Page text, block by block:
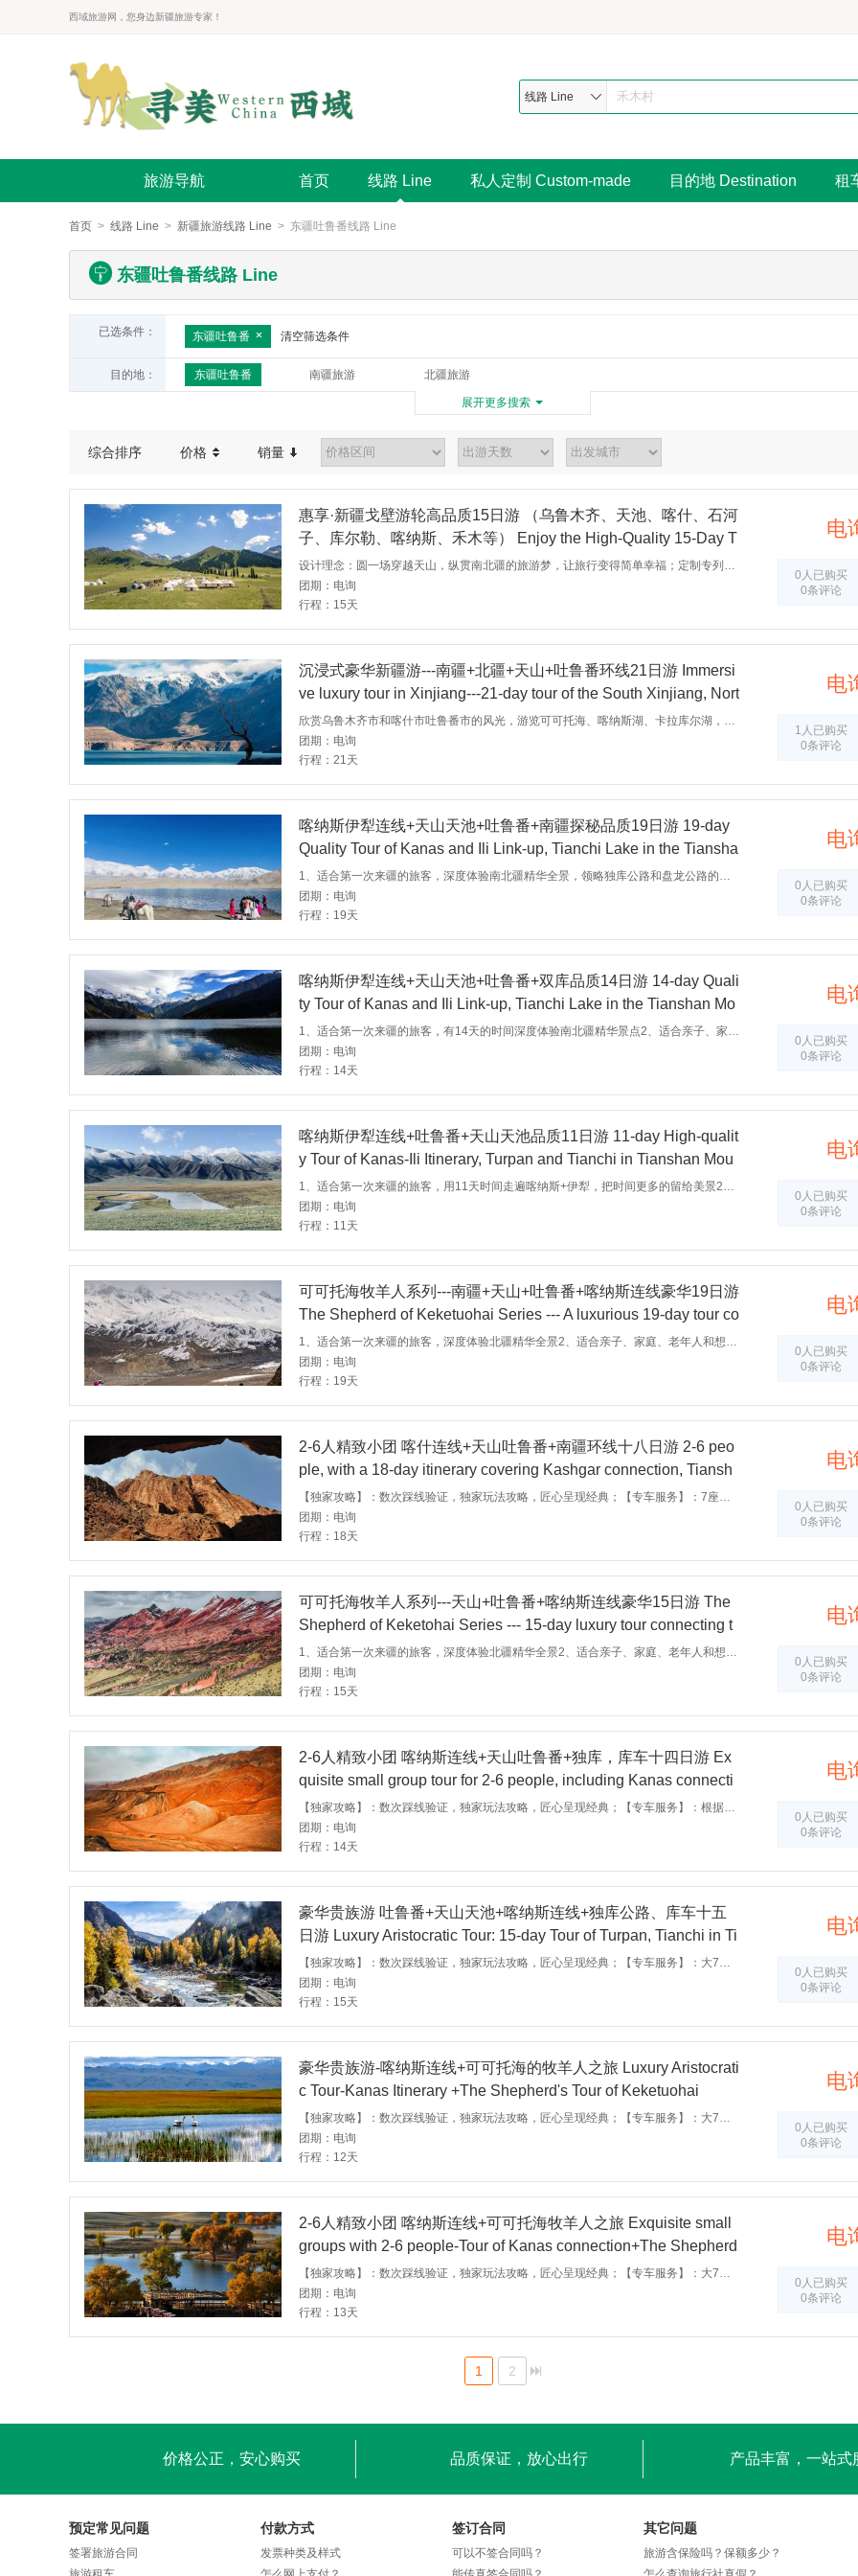
西域旅游网，您身边新疆旅游专家！
线路 Line
旅游导航 首页 线路 Line 私人定制 Custom-made 目的地 Destination 租
首页 > 线路 Line > 新疆旅游线路 Line > 东疆吐鲁番线路 Line
东疆吐鲁番线路 Line
已选条件： 东疆吐鲁番 清空筛选条件
目的地： 东疆吐鲁番 南疆旅游 北疆旅游
展开更多搜索
综合排序 价格 销量
惠享·新疆戈壁游轮高品质15日游 （乌鲁木齐、天池、喀什、石河
子、库尔勒、喀纳斯、禾木等） Enjoy the High-Quality 15-Day T
our of Xinjiang Gobi by Cruise (Urumqi, Tianchi, Kashgar, Shihez
i, Korla, Kanas, Hemu, etc.)
设计理念：圆一场穿越天山，纵贯南北疆的旅游梦，让旅行变得简单幸福；定制专列：新疆唯一贯穿南北疆全景的火车环线游,双层软卧包厢,车随人走,全程不换铺，火车+汽车 黄金线路，为你抛开 5000 公里的戈壁车程，舒适安全；精华景点：天山天池、火焰山、天山神秘大峡谷、卡拉库里湖、艾提乃尔清真寺、博斯腾湖、那拉提景区、赛里木湖、喀纳斯景区、禾木景区、五彩滩等精华景点一网打尽;
团期：电询
行程：15天
电
0人已购买
0条评论
沉浸式豪华新疆游---南疆+北疆+天山+吐鲁番环线21日游 Immersi
ve luxury tour in Xinjiang---21-day tour of the South Xinjiang, Nort
h Xinjiang, Tianshan and Turpan loop.
欣赏乌鲁木齐市和喀什市吐鲁番市的风光，游览可可托海、喀纳斯湖、卡拉库尔湖，领略帕米尔山水，中国火焰山，了解当 地维吾尔族和塔吉克族的民俗风情、品尝新疆美食
团期：电询
行程：21天
电
1人已购买
0条评论
喀纳斯伊犁连线+天山天池+吐鲁番+南疆探秘品质19日游 19-day
Quality Tour of Kanas and Ili Link-up, Tianchi Lake in the Tiansha
n Mountains, Turpan and Exploration of Southern Xinjiang.
1、适合第一次来疆的旅客，深度体验南北疆精华全景，领略独库公路和盘龙公路的风采2、适合亲子、家庭、老年人和想无忧无虑、潇洒走一回的旅游者3、真纯玩无购物，让旅行回归本质，宝贵的时间通通留在美景中
团期：电询
行程：19天
电
0人已购买
0条评论
喀纳斯伊犁连线+天山天池+吐鲁番+双库品质14日游 14-day Quali
ty Tour of Kanas and Ili Link-up, Tianchi Lake in the Tianshan Mo
untains, Turpan and Double Reservoirs.
1、适合第一次来疆的旅客，有14天的时间深度体验南北疆精华景点2、适合亲子、家庭、老年人和想无忧无虑、潇洒走一回的旅游者3、真纯玩无购物，让旅行回归本质，宝贵的时间通通留在美景中
团期：电询
行程：14天
电
0人已购买
0条评论
喀纳斯伊犁连线+吐鲁番+天山天池品质11日游 11-day High-qualit
y Tour of Kanas-Ili Itinerary, Turpan and Tianchi in Tianshan Mou
ntains.
1、适合第一次来疆的旅客，用11天时间走遍喀纳斯+伊犁，把时间更多的留给美景2、适合亲子、家庭、老年人和想无忧无虑、潇洒走一回的旅游者3、真纯玩无购物，一次不带钱包的旅行，让旅行回归本质，宝贵的时间通通留在美景中
团期：电询
行程：11天
电
0人已购买
0条评论
可可托海牧羊人系列---南疆+天山+吐鲁番+喀纳斯连线豪华19日游
The Shepherd of Keketuohai Series --- A luxurious 19-day tour co
nnecting Southern Xinjiang, Tianshan, Turpan and Kanas.
1、适合第一次来疆的旅客，深度体验北疆精华全景2、适合亲子、家庭、老年人和想无忧无虑、潇洒走一回的旅游者3、真纯玩无购物，一次不带钱包的旅行，让旅行回归本质，宝贵的时间通通留在美景中
团期：电询
行程：19天
电
0人已购买
0条评论
2-6人精致小团 喀什连线+天山吐鲁番+南疆环线十八日游 2-6 peo
ple, with a 18-day itinerary covering Kashgar connection, Tiansh
an and Turpan, as well as the southern Xinjiang loop.
【独家攻略】：数次踩线验证，独家玩法攻略，匠心呈现经典；【专车服务】：7座商务车配备专属司机，【成团保证】：2人起订，6人封顶，行程自由轻松；【乐享品质】：精心挑选的品质酒店，卸去旅途的舟车劳顿；【诚信承诺】：品质纯玩无购物，出行无坑无陷阱；【超值赠送】：室内大型实景剧—《千回西域》；【安全保障】：百万旅游意外险，保驾护航放心游；
团期：电询
行程：18天
电
0人已购买
0条评论
可可托海牧羊人系列---天山+吐鲁番+喀纳斯连线豪华15日游 The
Shepherd of Keketohai Series --- 15-day luxury tour connecting t
he Tianshan Mountains, Turpan and Kanas.
1、适合第一次来疆的旅客，深度体验北疆精华全景2、适合亲子、家庭、老年人和想无忧无虑、潇洒走一回的旅游者3、真纯玩无购物，一次不带钱包的旅行，让旅行回归本质，宝贵的时间通通留在美景中
团期：电询
行程：15天
电
0人已购买
0条评论
2-6人精致小团 喀纳斯连线+天山吐鲁番+独库，库车十四日游 Ex
quisite small group tour for 2-6 people, including Kanas connecti
on+Tianshan and Turpan+Duku Highway, 14-day tour starting fro
m Kuqa.
【独家攻略】：数次踩线验证，独家玩法攻略，匠心呈现经典；【专车服务】：根据人数安排车辆配备专属司机；【成团保证】：2人起订，6人封顶，行程自由轻松；【乐享品质】：精心挑选的品质酒店，卸去旅途的舟车劳顿；【诚信承诺】：品质纯玩无购物，出行无坑无陷阱；【超值赠送】：室内大型实景剧—《千回西域》；【安全保障】：百万旅游意外险，保驾护航放心游；
团期：电询
行程：14天
电
0人已购买
0条评论
豪华贵族游 吐鲁番+天山天池+喀纳斯连线+独库公路、库车十五
日游 Luxury Aristocratic Tour: 15-day Tour of Turpan, Tianchi in Ti
anshan, Kanas Link, Duku Highway and Kuqa.
【独家攻略】：数次踩线验证，独家玩法攻略，匠心呈现经典；【专车服务】：大7高项座商务车配备专属司机，【成团保证】：2人起订，6人封顶，行程自由轻松；【乐享品质】：精心挑选的品质酒店，卸去旅途的舟车劳顿；【诚信承诺】：品质纯玩无购物，出行无坑无陷阱；【安全保障】：百万旅游意外险，保驾护航放心游；【超值赠送】：室内大型实景剧—《千回西域》；
团期：电询
行程：15天
电
0人已购买
0条评论
豪华贵族游-喀纳斯连线+可可托海的牧羊人之旅 Luxury Aristocrati
c Tour-Kanas Itinerary +The Shepherd's Tour of Keketuohai
【独家攻略】：数次踩线验证，独家玩法攻略，匠心呈现经典；【专车服务】：大7座高顶商务车配备专属司机，【成团保证】：2人起订，6人封顶，行程自由轻松；【乐享品质】：精心挑选的品质酒店，卸去旅途的舟车劳顿；【诚信承诺】：品质纯玩无购物，出行无坑无陷阱；【安全保障】：百万旅游意外险，保驾护航放心游；【超值赠送】：室内大型实景剧—《千回西域》；
团期：电询
行程：12天
电
0人已购买
0条评论
2-6人精致小团 喀纳斯连线+可可托海牧羊人之旅 Exquisite small
groups with 2-6 people-Tour of Kanas connection+The Shepherd
of Keketuohai.
【独家攻略】：数次踩线验证，独家玩法攻略，匠心呈现经典；【专车服务】：大7座高顶商务车配备专属司机，【成团保证】：2人起订，6人封顶，行程自由轻松；【乐享品质】：精心挑选的品质酒店，卸去旅途的舟车劳顿；【诚信承诺】：品质纯玩无购物，出行无坑无陷阱；【安全保障】：百万旅游意外险，保驾护航放心游；
团期：电询
行程：13天
电
0人已购买
0条评论
1 2
价格公正，安心购买 品质保证，放心出行 产品丰富，一站式
预定常见问题
签署旅游合同
付款方式
发票种类及样式
签订合同
可以不签合同吗？
其它问题
旅游含保险吗？保额多少？